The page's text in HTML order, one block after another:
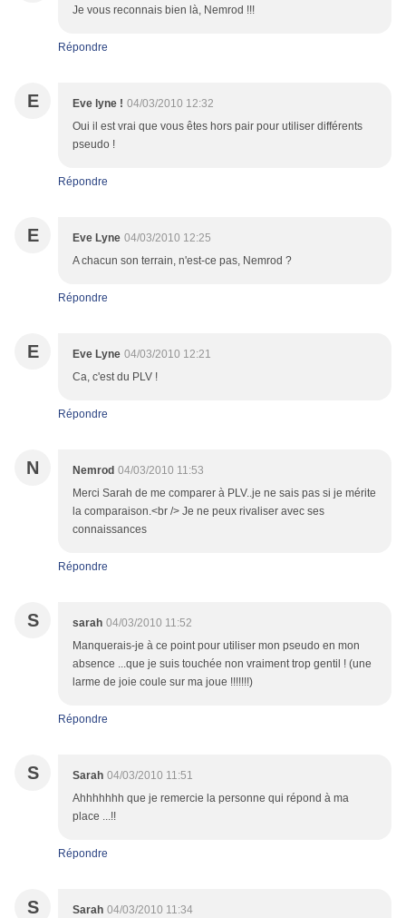
Je vous reconnais bien là, Nemrod !!!
Répondre
E Eve lyne ! 04/03/2010 12:32
Oui il est vrai que vous êtes hors pair pour utiliser différents
pseudo !
Répondre
E Eve Lyne 04/03/2010 12:25
A chacun son terrain, n'est-ce pas, Nemrod ?
Répondre
E Eve Lyne 04/03/2010 12:21
Ca, c'est du PLV !
Répondre
N Nemrod 04/03/2010 11:53
Merci Sarah de me comparer à PLV..je ne sais pas si je mérite
la comparaison.<br /> Je ne peux rivaliser avec ses
connaissances
Répondre
S sarah 04/03/2010 11:52
Manquerais-je à ce point pour utiliser mon pseudo en mon
absence ...que je suis touchée non vraiment trop gentil ! (une
larme de joie coule sur ma joue !!!!!!!)
Répondre
S Sarah 04/03/2010 11:51
Ahhhhhhh que je remercie la personne qui répond à ma
place ...!!
Répondre
S Sarah 04/03/2010 11:34